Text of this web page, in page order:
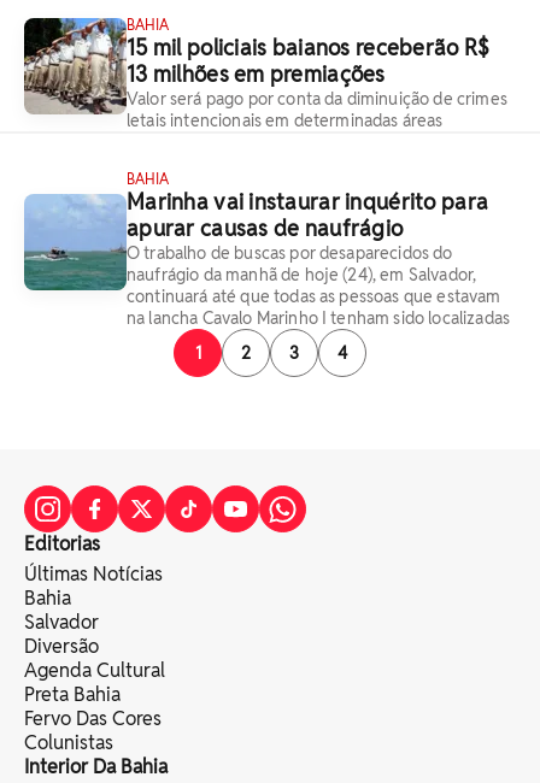
BAHIA
15 mil policiais baianos receberão R$
13 milhões em premiações
Valor será pago por conta da diminuição de crimes
letais intencionais em determinadas áreas
BAHIA
Marinha vai instaurar inquérito para
apurar causas de naufrágio
O trabalho de buscas por desaparecidos do
naufrágio da manhã de hoje (24), em Salvador,
continuará até que todas as pessoas que estavam
na lancha Cavalo Marinho I tenham sido localizadas
1
2 3 4
Editorias
Últimas Notícias
Bahia
Salvador
Diversão
Agenda Cultural
Preta Bahia
Fervo Das Cores
Colunistas
Interior Da Bahia